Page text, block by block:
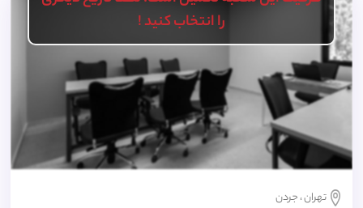
را انتخاب کنید !
تهران ، جردن